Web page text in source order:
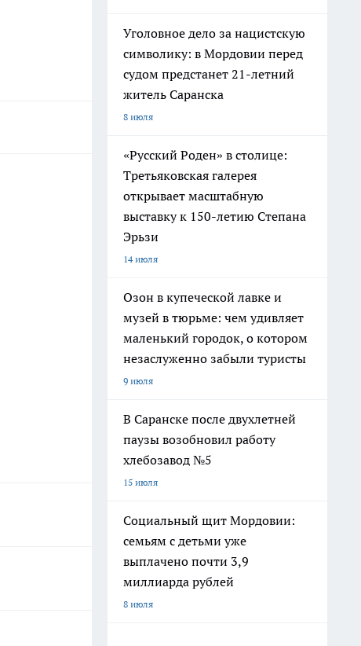
Уголовное дело за нацистскую
символику: в Мордовии перед
судом предстанет 21-летний
житель Саранска
8 июля
«Русский Роден» в столице:
Третьяковская галерея
открывает масштабную
выставку к 150-летию Степана
Эрьзи
14 июля
Озон в купеческой лавке и
музей в тюрьме: чем удивляет
маленький городок, о котором
незаслуженно забыли туристы
9 июля
В Саранске после двухлетней
паузы возобновил работу
хлебозавод №5
15 июля
Социальный щит Мордовии:
семьям с детьми уже
выплачено почти 3,9
миллиарда рублей
8 июля